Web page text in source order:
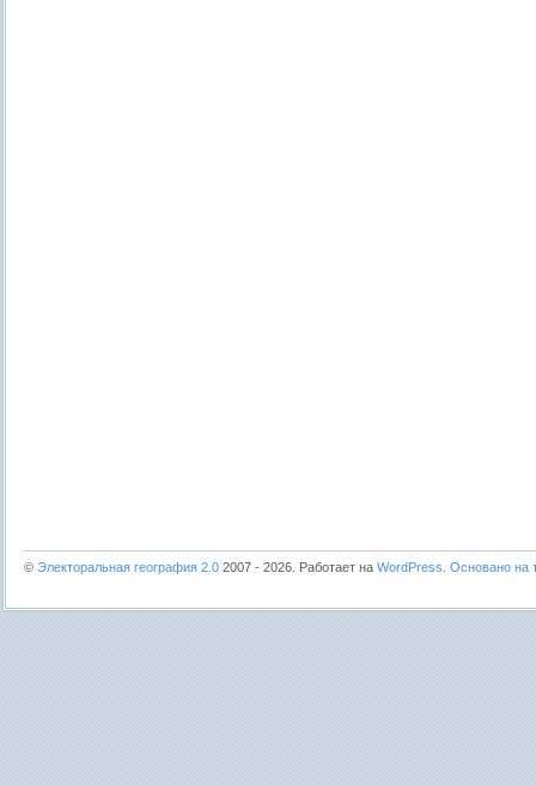
© Электоральная география 2.0 2007 - 2026. Работает на WordPress Основано на